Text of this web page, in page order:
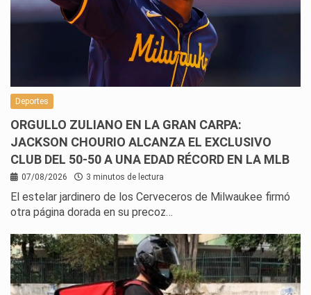
Deportes
ORGULLO ZULIANO EN LA GRAN CARPA:
JACKSON CHOURIO ALCANZA EL EXCLUSIVO
CLUB DEL 50-50 A UNA EDAD RÉCORD EN LA MLB
07/08/2026 3 minutos de lectura
El estelar jardinero de los Cerveceros de Milwaukee firmó
otra página dorada en su precoz…